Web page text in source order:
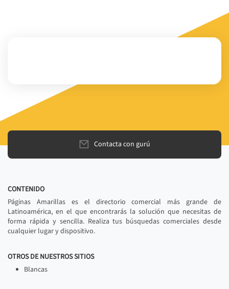
Contacta con gurú
CONTENIDO
Páginas Amarillas es el directorio comercial más grande de
Latinoamérica, en el que encontrarás la solución que necesitas de
forma rápida y sencilla. Realiza tus búsquedas comerciales desde
cualquier lugar y dispositivo.
OTROS DE NUESTROS SITIOS
Blancas